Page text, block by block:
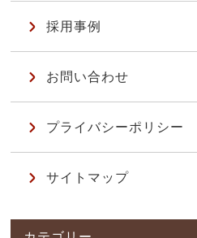
採用事例
お問い合わせ
プライバシーポリシー
サイトマップ